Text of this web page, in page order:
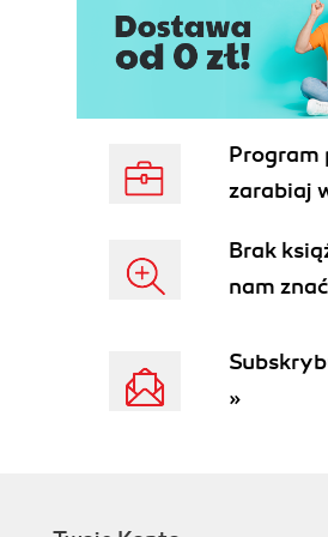
(86)
Wyznaczenie celów
goals) (90)
Wyznaczenie czasu
Dobór nagród i budowanie
Dobór nagród (perk
pricing & structuring)
Komentarze (112)
Przygotowanie prezentacji (115)
Opowieść projektu
Materiały i aspekt
Z czym, do kogo, jak i po
Program
zarabiaj
Brak
nam
»